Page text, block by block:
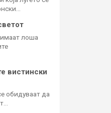
лоша
вистински
обидуваат да